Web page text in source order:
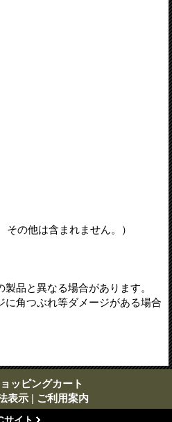
の他は含まれません。）
品と異なる場合があります。
角つぶれ等ダメージがある場合
ッピングカート
表示 | ご利用案内
サイト